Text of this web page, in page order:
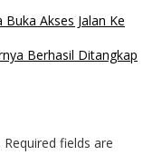
Akses Jalan Ke
Berhasil Ditangkap
Required fields are